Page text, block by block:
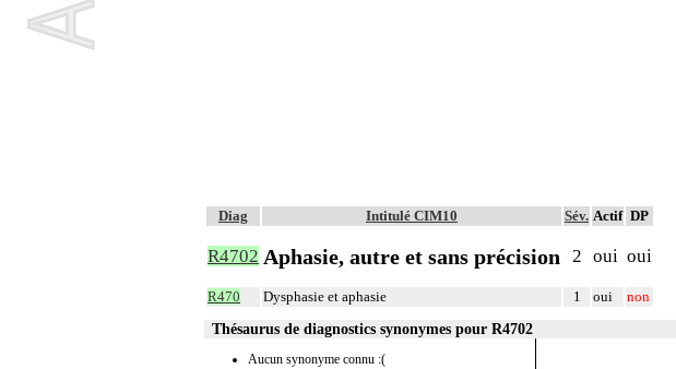
Diag Intitulé CIM10 Sév. Actif DP
R4702 Aphasie, autre et sans précision 2 oui oui
R470 Dysphasie et aphasie 1 oui non
Thésaurus de diagnostics synonymes pour R4702
Aucun synonyme connu :(